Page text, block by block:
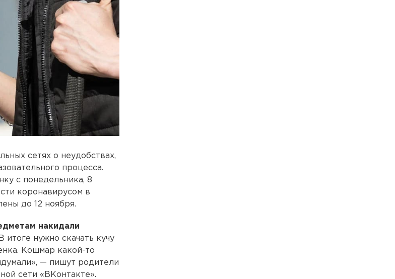
сетях о неудобствах,
процесса.
с понедельника, 8
коронавирусом в
до 12 ноября.
накидали
В итоге нужно скачать кучу
Кошмар какой-то
— пишут родители
сети «ВКонтакте».